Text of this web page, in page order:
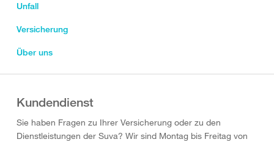
Unfall
Versicherung
Über uns
Kundendienst
Sie haben Fragen zu Ihrer Versicherung oder zu den
Dienstleistungen der Suva? Wir sind Montag bis Freitag von